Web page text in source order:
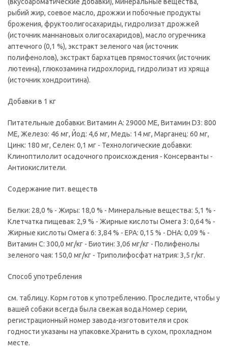
рыбий жир, соевое масло, дрожжи и побочные продукты
брожения, фруктоолигосахариды, гидролизат дрожжей
(источник мaннановых олигосахаридов), масло огуречника
аптечного (0,1 %), экстракт зеленого чая (источник
полифенолов), экстракт бархатцев прямостоячих (источник
лютеина), глюкозамина гидрохлорид, гидролизат из хряща
(источник хондроитина).
Добавки в 1 кг
Питательные добавки: Витамин A: 29000 ME, Витамин D3: 800
ME, Железо: 46 мг, Йод: 4,6 мг, Медь: 14 мг, Марганец: 60 мг,
Цинк: 180 мг, Ceлeн: 0,1 мг - Технологические добавки:
Клиноптилолит осадочного происхождения - Консерванты -
Антиокислители.
Содержание пит. веществ
Белки: 28,0 % - Жиры: 18,0 % - Минеральные вещества: 5,1 % -
Клетчатка пищевая: 2,9 % - Жирные кислоты Омега 3: 0,64 % -
Жирные кислоты Омега 6: 3,84 % - EPA: 0,15 % - DHA: 0,09 % -
Витамин C: 300,0 мг/кг - Биотин: 3,06 мг/кг - Полифенолы
зеленого чая: 150,0 мг/кг - Триполифосфат натрия: 3,5 г/кг.
Способ употребления
см. таблицу. Корм готов к употреблению. Проследите, чтобы у
вашей собаки всегда была свежая вода.Номер серии,
регистрационный номер завода-изготовителя и срок
годности указаны на упаковке.Хранить в сухом, прохладном
месте.